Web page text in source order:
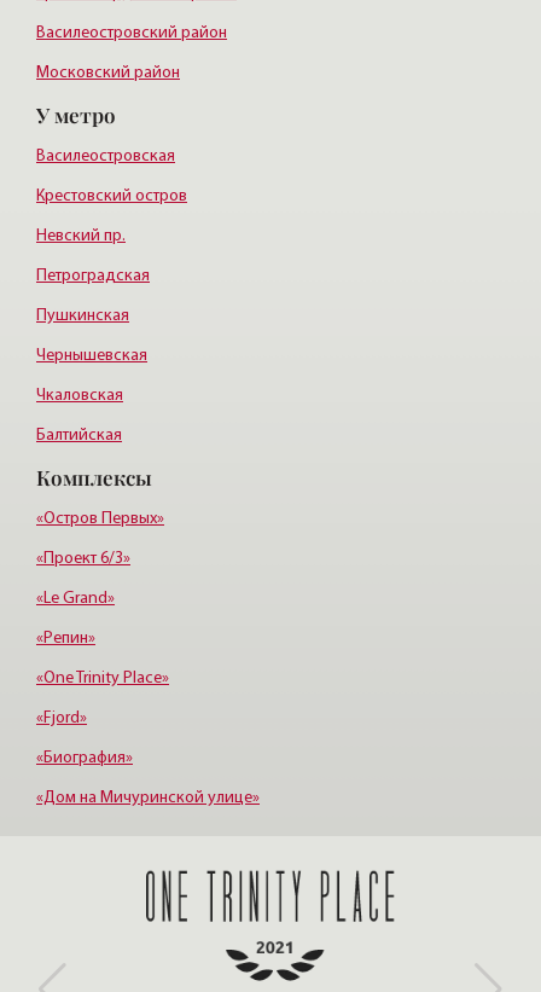
Василеостровский район
Московский район
Курортный район
У метро
Василеостровская
Крестовский остров
Невский пр.
Петроградская
Пушкинская
Чернышевская
Чкаловская
Балтийская
Старая деревня
Удельная
Комплексы
«Остров Первых»
«Проект 6/3»
«Le Grand»
«Репин»
«One Trinity Place»
«Fjord»
«Биография»
«Дом на Мичуринской улице»